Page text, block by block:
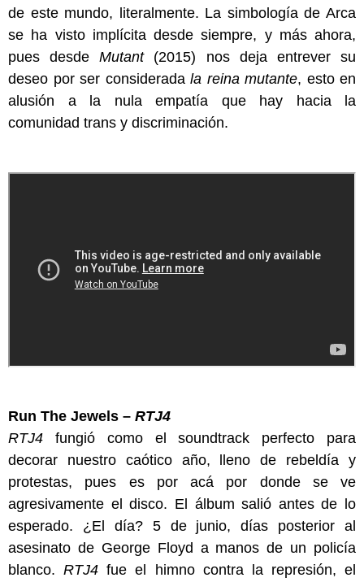
de este mundo, literalmente. La simbología de Arca
se ha visto implícita desde siempre, y más ahora,
pues desdeMutant(2015) nos deja entrever su
deseo por ser considerada la reina mutante, esto en
alusión a la nula empatía que hay hacia la
comunidad trans y discriminación.
Run The Jewels – RTJ4
RTJ4 fungió como el soundtrack perfecto para
decorar nuestro caótico año, lleno de rebeldía y
protestas, pues es por acá por donde se ve
agresivamente el disco. El álbum salió antes de lo
esperado. ¿El día? 5 de junio, días posterior al
asesinato de George Floyd a manos de un policía
blanco.RTJ4 fue el himno contra la represión, el